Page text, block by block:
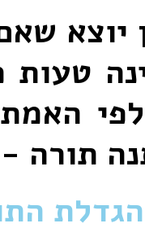
יוצא
תורה